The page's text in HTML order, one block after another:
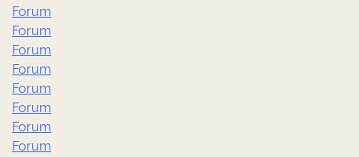
Forum
Forum
Forum
Forum
Forum
Forum
Forum
Forum